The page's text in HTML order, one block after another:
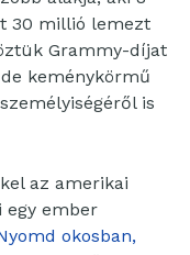
30 millió lemezt
Grammy-díjat
keménykörmű
is
az amerikai
egy ember
okosban,